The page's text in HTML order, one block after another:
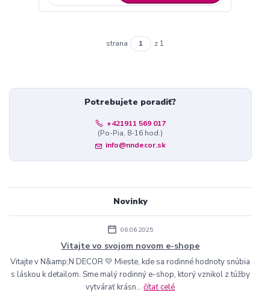
strana z 1
Potrebujete poradiť?
+421911 569 017
(Po-Pia, 8-16 hod.)
info@nndecor.sk
Novinky
06.06.2025
Vitajte vo svojom novom e-shope
Vitajte v N&amp;N DECOR 💛 Mieste, kde sa rodinné hodnoty snúbia
s láskou k detailom. Sme malý rodinný e-shop, ktorý vznikol z túžby
vytvárať krásn...čítať celé